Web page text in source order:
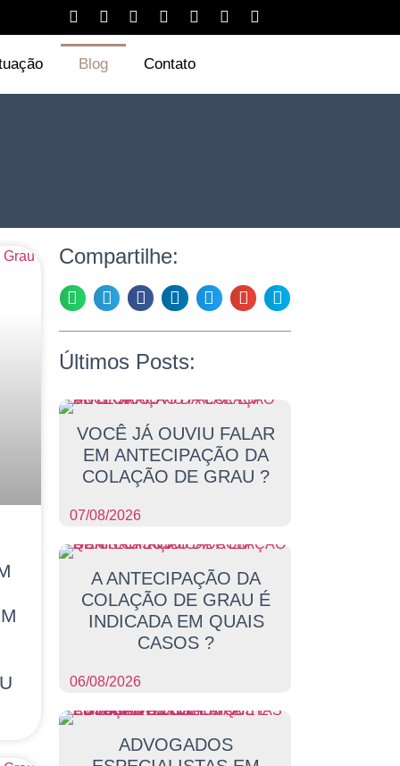
Blog Contato
Compartilhe:
Últimos Posts:
VOCÊ JÁ OUVIU FALAR
EM ANTECIPAÇÃO DA
COLAÇÃO DE GRAU ?
07/08/2026
A ANTECIPAÇÃO DA
COLAÇÃO DE GRAU É
INDICADA EM QUAIS
CASOS ?
06/08/2026
ADVOGADOS